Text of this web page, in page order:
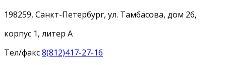
198259, Санкт-Петербург, ул. Тамбасова, дом 26,
корпус 1, литер А
Тел/факс8(812)417-27-16